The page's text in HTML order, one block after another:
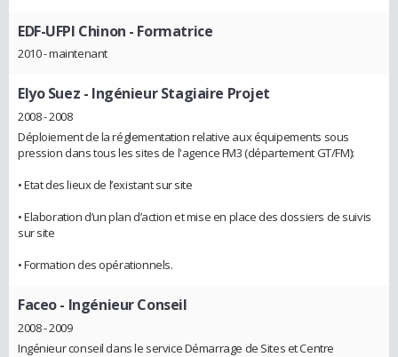
EDF-UFPI Chinon - Formatrice
2010 - maintenant
Elyo Suez - Ingénieur Stagiaire Projet
2008 - 2008
Déploiement de la réglementation relative aux équipements sous
pression dans tous les sites de l'agence FM3 (département GT/FM):
• Etat des lieux de l’existant sur site
• Elaboration d’un plan d’action et mise en place des dossiers de suivis
sur site
• Formation des opérationnels.
Faceo- Ingénieur Conseil
2008 - 2009
Ingénieur conseil dans le service Démarrage de Sites et Centre